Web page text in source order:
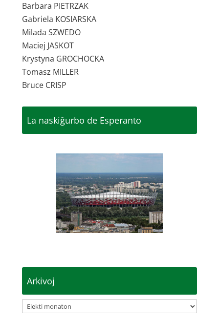
Barbara PIETRZAK
Gabriela KOSIARSKA
Milada SZWEDO
Maciej JASKOT
Krystyna GROCHOCKA
Tomasz MILLER
Bruce CRISP
La naskiĝurbo de Esperanto
Arkivoj
Arkivoj